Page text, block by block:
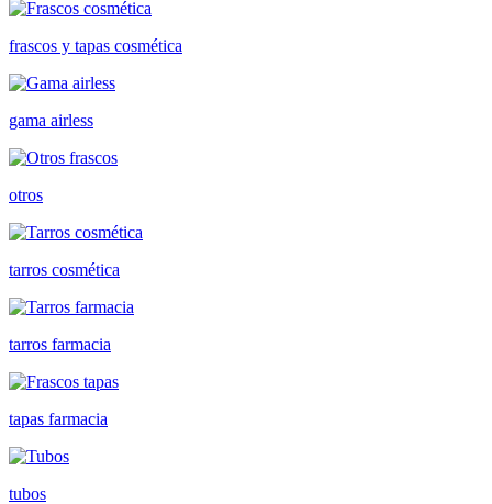
frascos y tapas cosmética
gama airless
otros
tarros cosmética
tarros farmacia
tapas farmacia
tubos